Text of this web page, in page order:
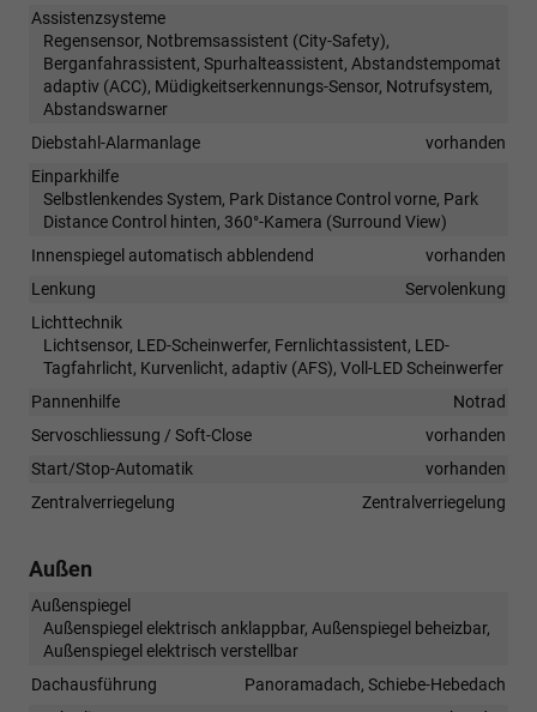
Assistenzsysteme
Regensensor, Notbremsassistent (City-Safety),
Berganfahrassistent, Spurhalteassistent, Abstandstempomat
adaptiv (ACC), Müdigkeitserkennungs-Sensor, Notrufsystem,
Abstandswarner
Diebstahl-Alarmanlage
vorhanden
Einparkhilfe
Selbstlenkendes System, Park Distance Control vorne, Park
Distance Control hinten, 360°-Kamera (Surround View)
Innenspiegel automatisch abblendend
vorhanden
Lenkung
Servolenkung
Lichttechnik
Lichtsensor, LED-Scheinwerfer, Fernlichtassistent, LED-
Tagfahrlicht, Kurvenlicht, adaptiv (AFS), Voll-LED Scheinwerfer
Pannenhilfe
Notrad
Servoschliessung / Soft-Close
vorhanden
Start/Stop-Automatik
vorhanden
Zentralverriegelung
Zentralverriegelung
Außen
Außenspiegel
Außenspiegel elektrisch anklappbar, Außenspiegel beheizbar,
Außenspiegel elektrisch verstellbar
Dachausführung
Panoramadach, Schiebe-Hebedach